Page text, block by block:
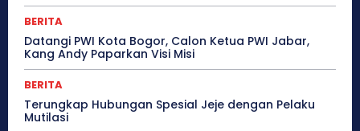
BERITA
Datangi PWI Kota Bogor, Calon Ketua PWI Jabar,
Kang Andy Paparkan Visi Misi
BERITA
Terungkap Hubungan Spesial Jeje dengan Pelaku
Mutilasi